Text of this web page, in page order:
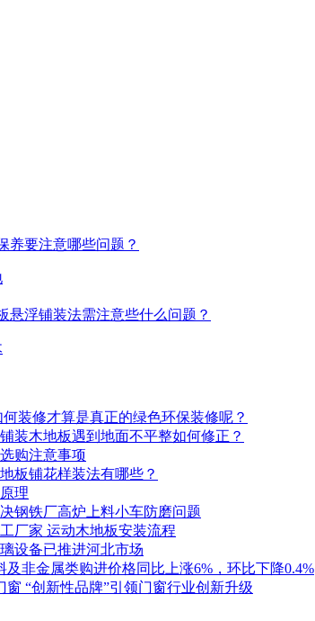
装修才算是真正的绿色环保装修呢？
装木地板遇到地面不平整如何修正？
购注意事项
板铺花样装法有哪些？
理
钢铁厂高炉上料小车防磨问题
厂家 运动木地板安装流程
设备已推进河北市场
及非金属类购进价格同比上涨6%，环比下降0.4%
窗 “创新性品牌”引领门窗行业创新升级